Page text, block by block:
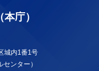
庁）
城内1番1号
ンター）